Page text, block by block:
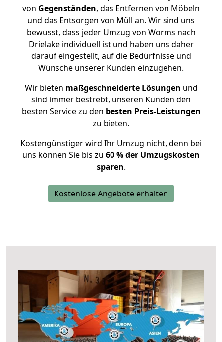
von Gegenständen, das Entfernen von Möbeln
und das Entsorgen von Müll an. Wir sind uns
bewusst, dass jeder Umzug von Worms nach
Drielake individuell ist und haben uns daher
darauf eingestellt, auf die Bedürfnisse und
Wünsche unserer Kunden einzugehen.
Wir bieten maßgeschneiderte Lösungen und
sind immer bestrebt, unseren Kunden den
besten Service zu den besten Preis-Leistungen
zu bieten.
Kostengünstiger wird Ihr Umzug nicht, denn bei
uns können Sie bis zu 60 % der Umzugskosten
sparen.
Kostenlose Angebote erhalten